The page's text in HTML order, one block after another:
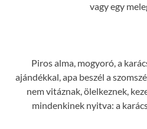
vagy egy
Piros alma, mogyoró, a
ajándékkal, apa beszél a
nem vitáznak, ölelkeznek,
mindenkinek nyitva: a